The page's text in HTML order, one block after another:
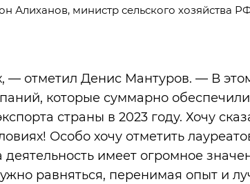
министр сельского хозяйства
— отметил Денис Мантуров. — В
которые суммарно обеспечили
страны в 2023 году. Хочу
Особо хочу отметить
имеет огромное
равняться, перенимая опыт и